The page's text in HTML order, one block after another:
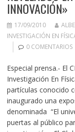
INNOVACIÓN»
17/09/2010
INVESTIGACIÓN EN
0 COMENTARIOS
Especial prensa.- El
Investigación En
partículas conocido
inaugurado una
denominada “El
puertas al público